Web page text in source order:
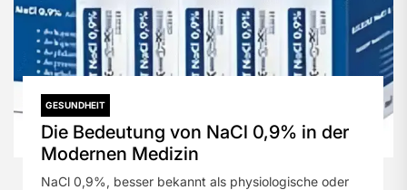
GESUNDHEIT
Die Bedeutung von NaCl 0,9% in der
Modernen Medizin
NaCl 0,9%, besser bekannt als physiologische oder